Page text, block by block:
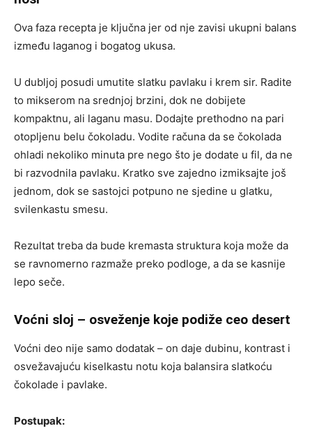
Ova faza recepta je ključna jer od nje zavisi ukupni balans
između laganog i bogatog ukusa.
U dubljoj posudi umutite slatku pavlaku i krem sir. Radite
to mikserom na srednjoj brzini, dok ne dobijete
kompaktnu, ali laganu masu. Dodajte prethodno na pari
otopljenu belu čokoladu. Vodite računa da se čokolada
ohladi nekoliko minuta pre nego što je dodate u fil, da ne
bi razvodnila pavlaku. Kratko sve zajedno izmiksajte još
jednom, dok se sastojci potpuno ne sjedine u glatku,
svilenkastu smesu.
Rezultat treba da bude kremasta struktura koja može da
se ravnomerno razmaže preko podloge, a da se kasnije
lepo seče.
Voćni sloj – osveženje koje podiže ceo desert
Voćni deo nije samo dodatak – on daje dubinu, kontrast i
osvežavajuću kiselkastu notu koja balansira slatkoću
čokolade i pavlake.
Postupak: